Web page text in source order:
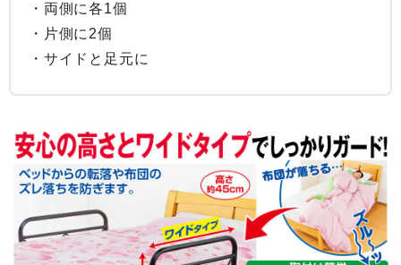
・両側に各1個
・片側に2個
・サイドと足元に